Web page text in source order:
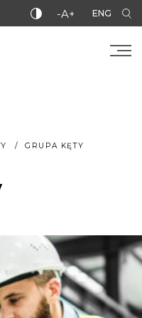
-A+ ENG
GRUPA KĘTY